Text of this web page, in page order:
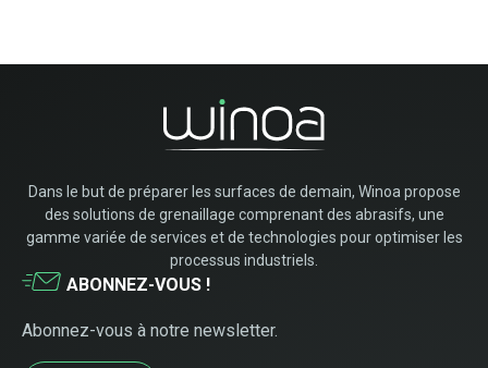
Dans le but de préparer les surfaces de demain, Winoa propose
des solutions de grenaillage comprenant des abrasifs, une
gamme variée de services et de technologies pour optimiser les
processus industriels.
ABONNEZ-VOUS !
Abonnez-vous à notre newsletter.